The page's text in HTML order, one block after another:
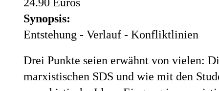
Synopsis:
Entstehung - Verlauf - Konfliktlinien
Drei Punkte seien erwähnt von vielen:
marxistischen SDS und wie mit den